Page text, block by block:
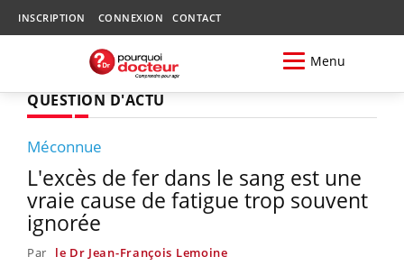
INSCRIPTION CONNEXION CONTACT
Menu
QUESTION D'ACTU
Méconnue
L'excès de fer dans le sang est une
vraie cause de fatigue trop souvent
ignorée
Par le Dr Jean-François Lemoine